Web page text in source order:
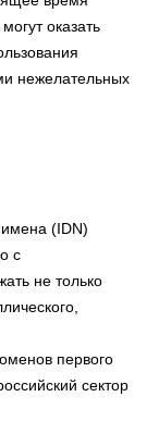
оказать
нежелательных
(IDN)
с
не только
первого
сектор